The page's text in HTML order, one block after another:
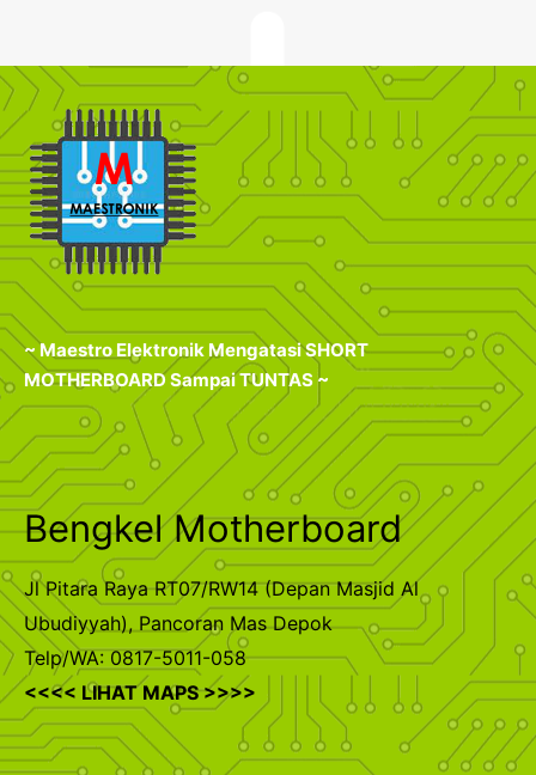
~ Maestro Elektronik Mengatasi SHORT
MOTHERBOARD Sampai TUNTAS ~
Bengkel Motherboard
Jl Pitara Raya RT07/RW14 (Depan Masjid Al
Ubudiyyah), Pancoran Mas Depok
Telp/WA: 0817-5011-058
<<<< LIHAT MAPS >>>>